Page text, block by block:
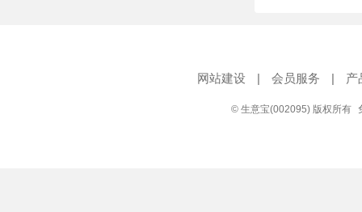
网站建设 | 会员服务 | 产
© 生意宝(002095) 版权所有